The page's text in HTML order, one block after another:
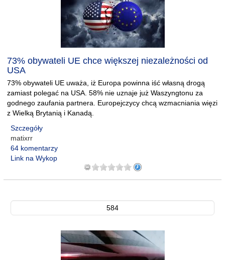
73% obywateli UE chce większej niezależności od
USA
73% obywateli UE uważa, iż Europa powinna iść własną drogą
zamiast polegać na USA. 58% nie uznaje już Waszyngtonu za
godnego zaufania partnera. Europejczycy chcą wzmacniania więzi
z Wielką Brytanią i Kanadą.
Szczegóły
matixrr
64 komentarzy
Link na Wykop
584